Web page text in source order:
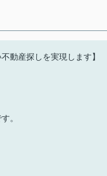
動産探しを実現します】
。